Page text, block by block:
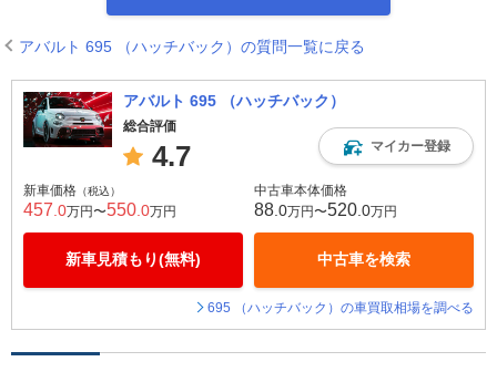
アバルト 695 （ハッチバック）の質問一覧に戻る
アバルト 695 （ハッチバック）
総合評価
4.7 マイカー登録
新車価格 （税込）
457 .0万円〜550 .0万円
新車見積もり(無料)
中古車本体価格
88 .0万円〜520 .0万円
中古車を検索
695 （ハッチバック）の車買取相場を調べる